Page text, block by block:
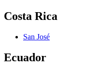
Costa Rica
San José
Ecuador